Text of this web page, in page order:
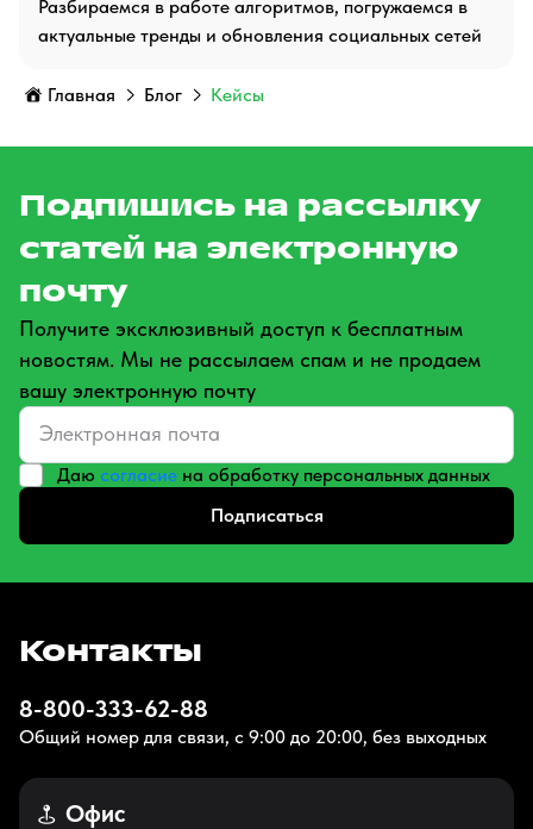
Разбираемся в работе алгоритмов, погружаемся в
актуальные тренды и обновления социальных сетей
Главная Блог Кейсы
Подпишись на рассылку
статей на электронную
почту
Получите эксклюзивный доступ к бесплатным
новостям. Мы не рассылаем спам и не продаем
вашу электронную почту
Даю согласие на обработку персональных данных
Подписаться
Контакты
8-800-333-62-88
Общий номер для связи, с 9:00 до 20:00, без выходных
Офис